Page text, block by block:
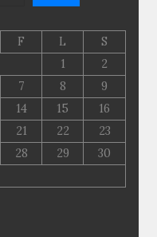
F L
S
1
2
7 8
9
14 15
16
21 22
23
28 29
30